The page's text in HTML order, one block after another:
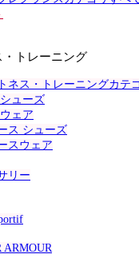
・トレーニング
ネス・トレーニングカテ
ューズ
ェア
ス シューズ
スウェア
リー
ARMOUR